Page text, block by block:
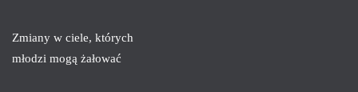
Zmiany w ciele, których
młodzi mogą żałować